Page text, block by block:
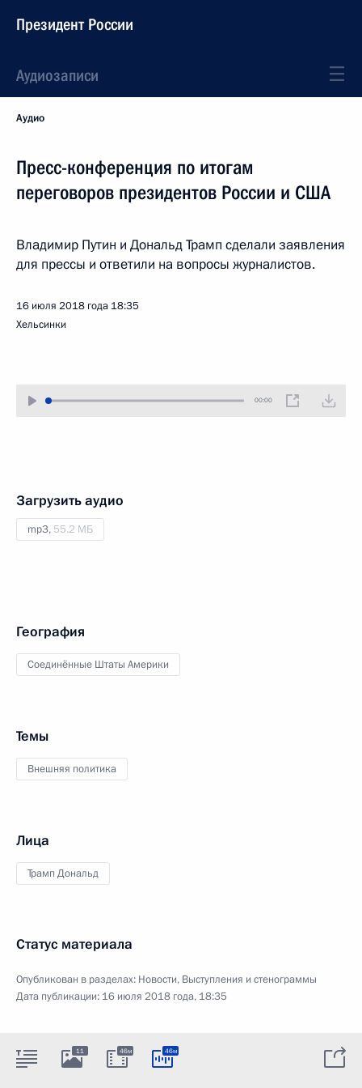
Президент России
Аудиозаписи
Аудио
Пресс-конференция по итогам
переговоров президентов России и США
Владимир Путин и Дональд Трамп сделали заявления
для прессы и ответили на вопросы журналистов.
16 июля 2018 года 18:35
Хельсинки
00:00
Загрузить аудио
mp3, 55.2 МБ
География
Соединённые Штаты Америки
Темы
Внешняя политика
Лица
Трамп Дональд
Статус материала
Опубликован в разделах: Новости, Выступления и стенограммы
Дата публикации: 16 июля 2018 года, 18:35
11 46м 46м